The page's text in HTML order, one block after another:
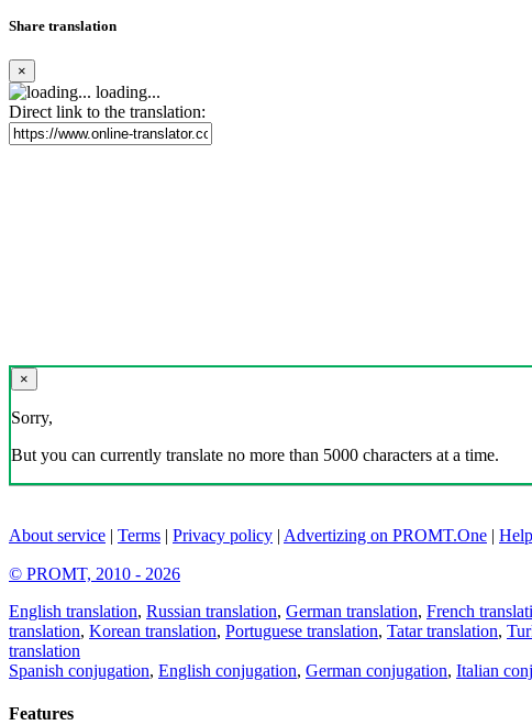
Share translation
×
loading...
Direct link to the translation:
×
Sorry,
But you can currently translate no more than 5000 characters at a time.
About service | Terms | Privacy policy | Advertizing on PROMT.One | Help
© PROMT, 2010 - 2026
English translation, Russian translation, German translation, French
translation, Korean translation, Portuguese translation, Tatar translation,
translation
Spanish conjugation, English conjugation, German conjugation, Italian
Features